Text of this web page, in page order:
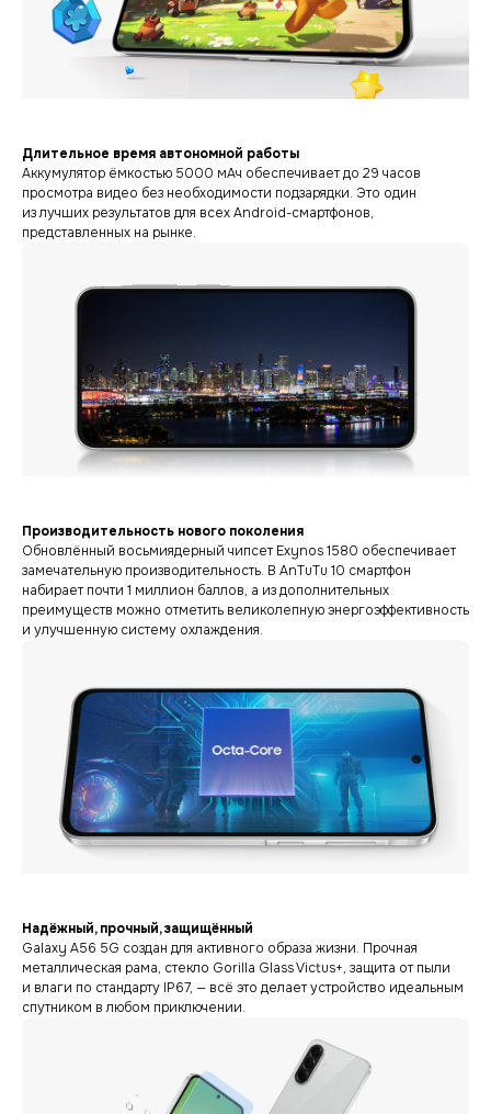
Длительное время автономной работы
Аккумулятор ёмкостью 5000 мАч обеспечивает до 29 часов
просмотра видео без необходимости подзарядки. Это один
из лучших результатов для всех Android-смартфонов,
представленных на рынке.
Производительность нового поколения
Обновлённый восьмиядерный чипсет Exynos 1580 обеспечивает
замечательную производительность. В AnTuTu 10 смартфон
набирает почти 1 миллион баллов, а из дополнительных
преимуществ можно отметить великолепную энергоэффективность
и улучшенную систему охлаждения.
Надёжный, прочный, защищённый
Galaxy A56 5G создан для активного образа жизни. Прочная
металлическая рама, стекло Gorilla Glass Victus+, защита от пыли
и влаги по стандарту IP67, — всё это делает устройство идеальным
спутником в любом приключении.